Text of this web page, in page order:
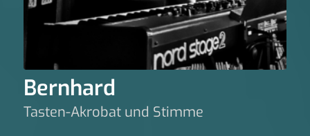
Bernhard
Tasten-Akrobat und Stimme